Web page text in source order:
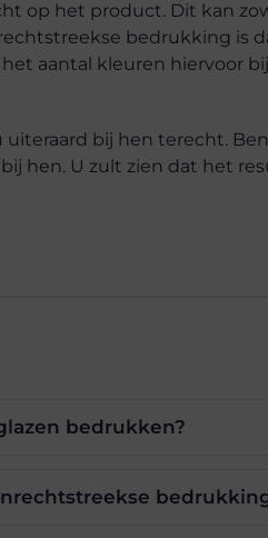
op het product. Dit kan
bedrukking is
aantal kleuren hiervoor
bij hen terecht.
hen. U zult zien dat het
bedrukken?